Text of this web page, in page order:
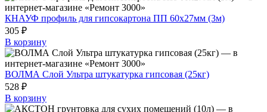
КНАУФ профиль для гипсокартона ПП 60х27мм (3м)
305 ₽
В корзину
ВОЛМА Слой Ультра штукатурка гипсовая (25кг)
528 ₽
В корзину